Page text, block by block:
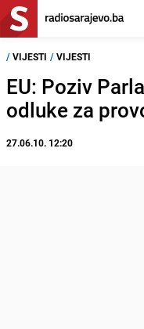
/ VIJESTI / VIJESTI
EU: Poziv
odluke za
27.06.10. 12:20